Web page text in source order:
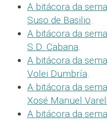
A bitácora da
Suso de Basilio.
A bitácora da
S.D. Cabana.
A bitácora da
Volei Dumbría.
A bitácora da
Xosé Manuel
A bitácora da